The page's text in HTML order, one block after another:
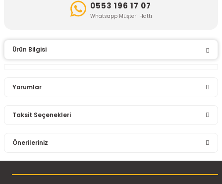
0553 196 17 07
Whatsapp Müşteri Hattı
Ürün Bilgisi
Yorumlar
Taksit Seçenekleri
Önerileriniz
konularda yetersiz gördüğünüz noktaları öneri formunu